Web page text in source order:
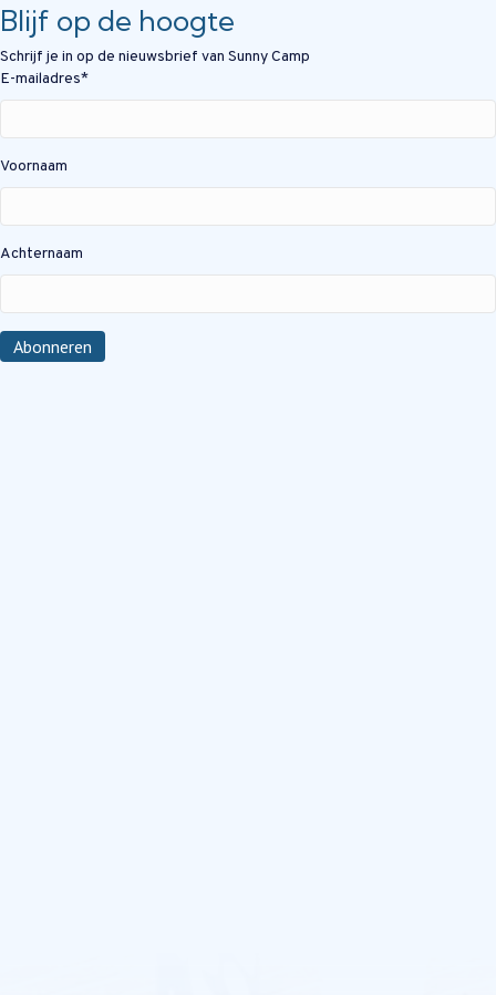
Blijf op de hoogte
Schrijf je in op de nieuwsbrief van Sunny Camp
E-mailadres*
Voornaam
Achternaam
Abonneren